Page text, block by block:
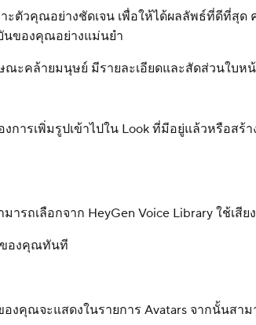
ตัวคุณอย่างชัดเจน เพื่อให้ได้ผลลัพธ์ที่ดีที่สุ
นของคุณอย่างแม่นยำ
ณะคล้ายมนุษย์ มีรายละเอียดและสัดส่วนใบ
การเพิ่มรูปเข้าไปใน Look ที่มีอยู่แล้วหรือส
ารถเลือกจาก HeyGen Voice Library ใช้เ
ของคุณทันที
งคุณจะแสดงในรายการ Avatars จากนั้นสา